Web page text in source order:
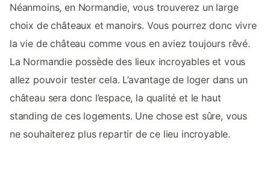
Néanmoins, en Normandie, vous trouverez un large
choix de châteaux et manoirs. Vous pourrez donc vivre
la vie de château comme vous en aviez toujours rêvé.
La Normandie possède des lieux incroyables et vous
allez pouvoir tester cela. L’avantage de loger dans un
château sera donc l’espace, la qualité et le haut
standing de ces logements. Une chose est sûre, vous
ne souhaiterez plus repartir de ce lieu incroyable.